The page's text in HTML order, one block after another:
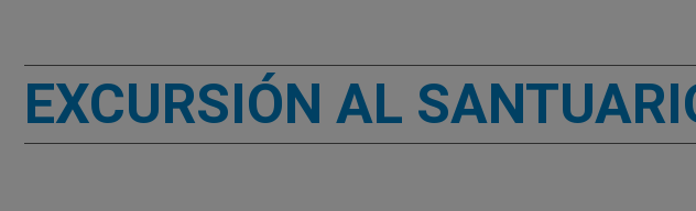
EXCURSIÓN AL